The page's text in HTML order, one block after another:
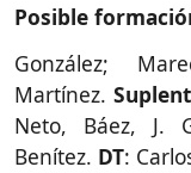
Posible
González;
Martínez.
Neto, Báez, J.
Benítez. DT: